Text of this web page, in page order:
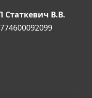
Статкевич В.В.